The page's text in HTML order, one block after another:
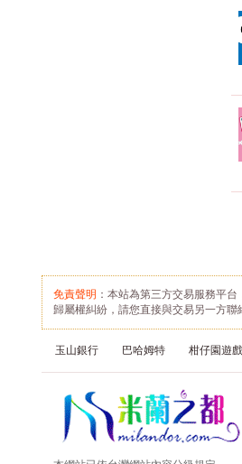
免責聲明 ：本站為第三方交易服務平
歸屬權糾紛，請您直接與交易另一方
玉山銀行 巴哈姆特 柑仔園遊